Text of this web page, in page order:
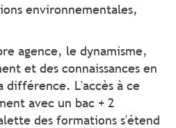
environnementales,
agence, le dynamisme,
et des connaissances en
différence. L'accès à ce
avec un bac + 2
des formations s'étend